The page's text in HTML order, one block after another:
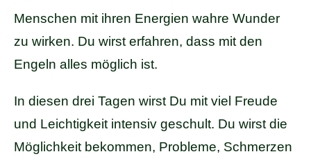
Menschen mit ihren Energien wahre Wunder
zu wirken. Du wirst erfahren, dass mit den
Engeln alles möglich ist.
In diesen drei Tagen wirst Du mit viel Freude
und Leichtigkeit intensiv geschult. Du wirst die
Möglichkeit bekommen, Probleme, Schmerzen